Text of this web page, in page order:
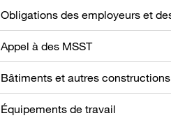
Appel à des MSST
Bâtiments et autres constructions
Équipements de travail